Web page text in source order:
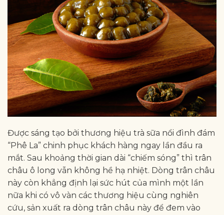
Được sáng tạo bởi thương hiệu trà sữa nổi đình đám
“Phê La” chinh phục khách hàng ngay lần đầu ra
mắt. Sau khoảng thời gian dài “chiếm sóng” thì trân
châu ô long vẫn không hề hạ nhiệt. Dòng trân châu
này còn khẳng định lại sức hút của mình một lần
nữa khi có vô vàn các thương hiệu cùng nghiên
cứu, sản xuất ra dòng trân châu này để đem vào